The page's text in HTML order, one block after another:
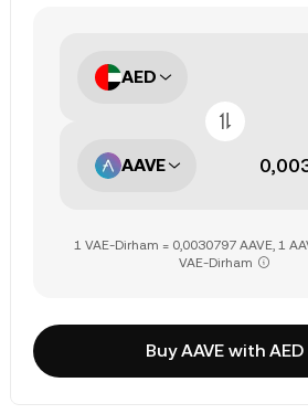
AED
AAVE
1 VAE-Dirham = 0,0030797 AAVE, 1
VAE-Dirham
Buy AAVE with AED